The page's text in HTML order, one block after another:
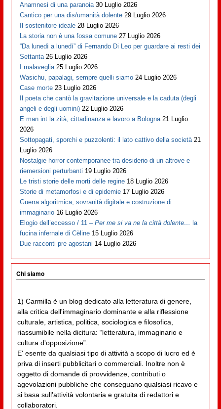
Anamnesi di una paranoia 30 Luglio 2026
Cantico per una dis/umanità dolente 29 Luglio 2026
Il sostenitore ideale 28 Luglio 2026
La storia non è una fossa comune 27 Luglio 2026
“Da lunedì a lunedì” di Fernando Di Leo per guardare ai resti dei
Settanta 26 Luglio 2026
I malaveglia 25 Luglio 2026
Wasichu, papalagi, sempre quelli siamo 24 Luglio 2026
Case morte 23 Luglio 2026
Il poeta che cantò la gravitazione universale e la caduta (degli
angeli e degli uomini) 22 Luglio 2026
E man int la zità, cittadinanza e lavoro a Bologna 21 Luglio
2026
Sottopagati, sporchi e puzzolenti: il lato cattivo della società 21
Luglio 2026
Nostalgie horror contemporanee tra desiderio di un altrove e
riemersioni perturbanti 19 Luglio 2026
Le tristi storie delle morti delle regine 18 Luglio 2026
Storie di metamorfosi e di epidemie 17 Luglio 2026
Guerra algoritmica, sovranità digitale e costruzione di
immaginario 16 Luglio 2026
Elogio dell’eccesso / 11 –Per me si va ne la città dolente… la
fucina infernale di Cèline 15 Luglio 2026
Due racconti pre agostani 14 Luglio 2026
Chi siamo
1) Carmilla è un blog dedicato alla letteratura di genere,
alla critica dell'immaginario dominante e alla riflessione
culturale, artistica, politica, sociologica e filosofica,
riassumibile nella dicitura: “letteratura, immaginario e
cultura d'opposizione”.
E' esente da qualsiasi tipo di attività a scopo di lucro ed è
priva di inserti pubblicitari o commerciali. Inoltre non è
oggetto di domande di provvidenze, contributi o
agevolazioni pubbliche che conseguano qualsiasi ricavo e
si basa sull'attività volontaria e gratuita di redattori e
collaboratori.